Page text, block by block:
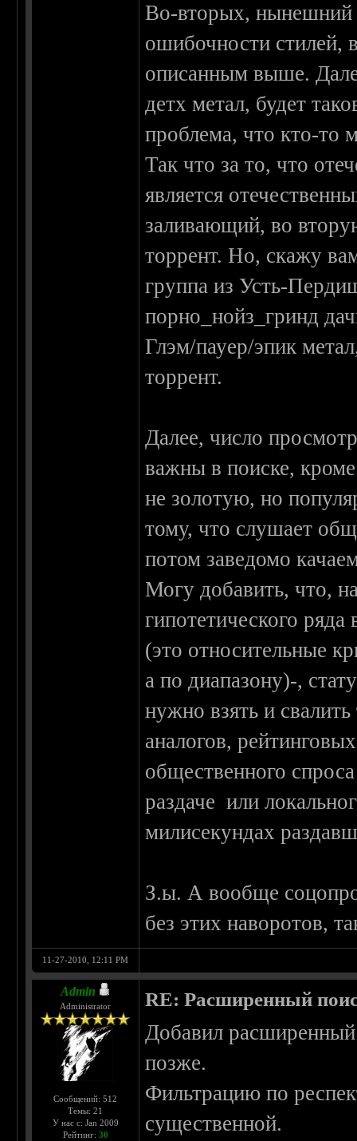
Во-вторых, нынешний
ошибочности стилей,
описанным выше.
детх метал, будет
проблема, что кто-то
Так что за то, что
является
заливающий, во
торрент. Но, скажу
группа из Усть-
порно_нойз_гринд
Глэм/пауер/эпик
торрент.
Далее, число
важны в поиске, кроме
не золотую, но
тому, что слушает
потом заведомо
Могу добавить, что,
гипотетического ряда
(это относительные
а по диапазону)-,
нужно взять и
аналогов,
общественного
раздаче или
милисекундах
З.ы. А вообще
без этих наворотов,
11-27-2010, 12:11 PM
Admin
Administrator
Сообщений: 512
Темы: 21
У нас с: Jan 2009
Рейтинг: 30
RE: Расширенный
Добавил расширенный
позже.
Фильтрацию по
существенной.